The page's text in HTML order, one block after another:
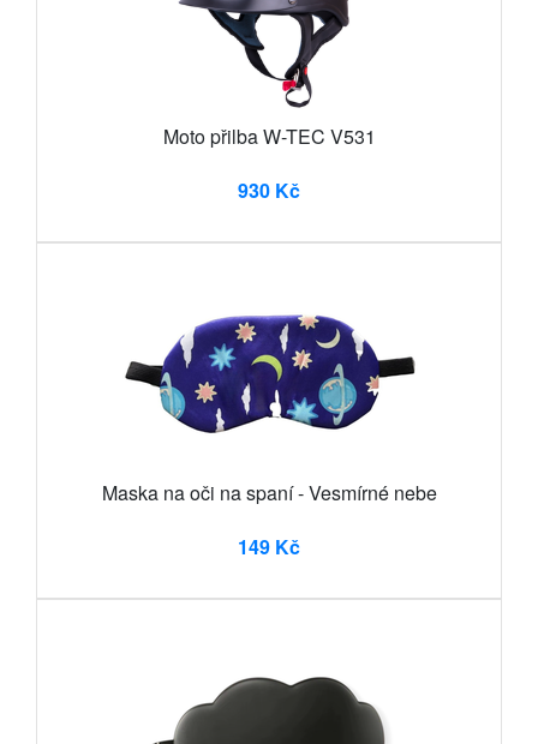
Moto přilba W-TEC V531
930 Kč
Maska na oči na spaní - Vesmírné nebe
149 Kč